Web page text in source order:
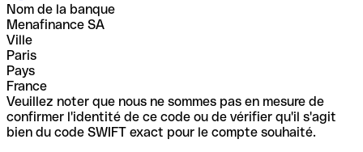
Nom de la banque
Menafinance SA
Ville
Paris
Pays
France
Veuillez noter que nous ne sommes pas en mesure de
confirmer l'identité de ce code ou de vérifier qu'il s'agit
bien du code SWIFT exact pour le compte souhaité.